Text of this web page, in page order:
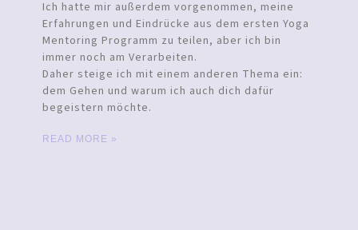
Ich hatte mir außerdem vorgenommen, meine
Erfahrungen und Eindrücke aus dem ersten Yoga
Mentoring Programm zu teilen, aber ich bin
immer noch am Verarbeiten.
Daher steige ich mit einem anderen Thema ein:
dem Gehen und warum ich auch dich dafür
begeistern möchte.
READ MORE »